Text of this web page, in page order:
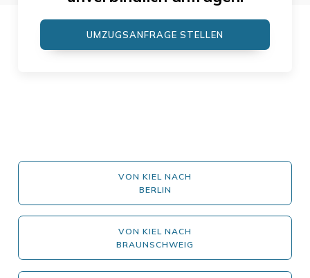
UMZUGSANFRAGE STELLEN
VON KIEL NACH
BERLIN
VON KIEL NACH
BRAUNSCHWEIG